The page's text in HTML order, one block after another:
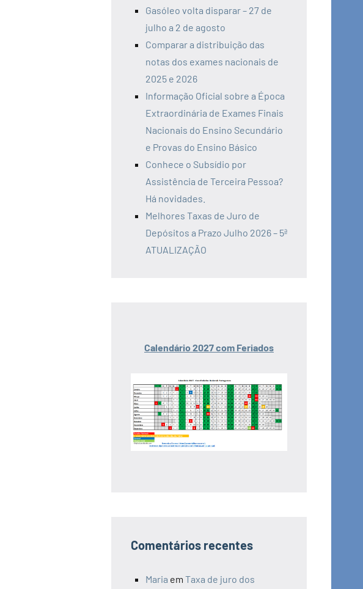
Gasóleo volta disparar – 27 de
julho a 2 de agosto
Comparar a distribuição das
notas dos exames nacionais de
2025 e 2026
Informação Oficial sobre a Época
Extraordinária de Exames Finais
Nacionais do Ensino Secundário
e Provas do Ensino Básico
Conhece o Subsídio por
Assistência de Terceira Pessoa?
Há novidades.
Melhores Taxas de Juro de
Depósitos a Prazo Julho 2026 – 5ª
ATUALIZAÇÃO
Calendário 2027 com Feriados
Comentários recentes
Maria em Taxa de juro dos